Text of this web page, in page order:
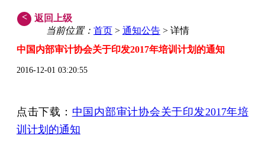
<
返回上级
当前位置： 首页 > 通知公告 > 详情
中国内部审计协会关于印发2017年培训计划的通知
2016-12-01 03:20:55
点击下载： 中国内部审计协会关于印发2017年培
训计划的通知